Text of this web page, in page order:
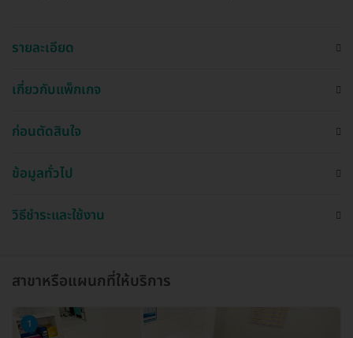
รายละเอียด
เกี่ยวกับแพ็กเกจ
ก่อนตัดสินใจ
ข้อมูลทั่วไป
วิธีชำระและใช้งาน
สาขาหรือแผนกที่ให้บริการ
1